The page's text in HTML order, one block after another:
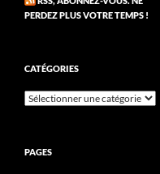
PERDEZ PLUS VOTRE TEMPS !
CATÉGORIES
Catégories
PAGES